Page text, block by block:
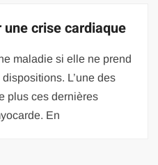
crise cardiaque
maladie si elle ne prend
L’une des
plus ces dernières
En